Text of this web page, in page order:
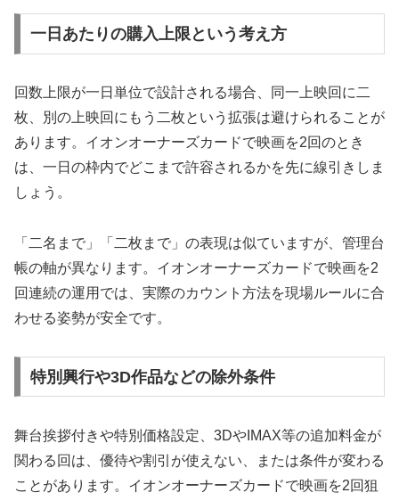
一日あたりの購入上限という考え方
回数上限が一日単位で設計される場合、同一上映回に二
枚、別の上映回にもう二枚という拡張は避けられることが
あります。イオンオーナーズカードで映画を2回のとき
は、一日の枠内でどこまで許容されるかを先に線引きしま
しょう。
「二名まで」「二枚まで」の表現は似ていますが、管理台
帳の軸が異なります。イオンオーナーズカードで映画を2
回連続の運用では、実際のカウント方法を現場ルールに合
わせる姿勢が安全です。
特別興行や3D作品などの除外条件
舞台挨拶付きや特別価格設定、3DやIMAX等の追加料金が
関わる回は、優待や割引が使えない、または条件が変わる
ことがあります。イオンオーナーズカードで映画を2回狙